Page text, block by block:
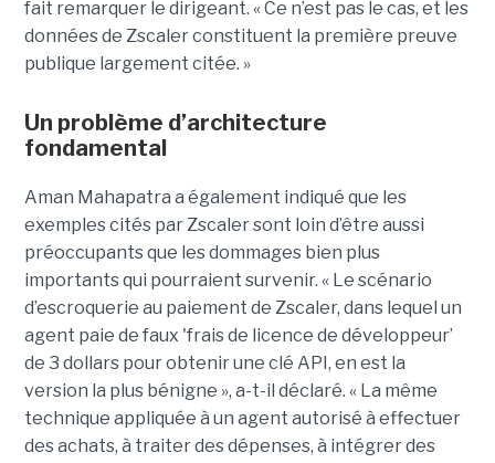
fait remarquer le dirigeant. « Ce n’est pas le cas, et les
données de Zscaler constituent la première preuve
publique largement citée. »
Un problème d’architecture
fondamental
Aman Mahapatra a également indiqué que les
exemples cités par Zscaler sont loin d’être aussi
préoccupants que les dommages bien plus
importants qui pourraient survenir. « Le scénario
d’escroquerie au paiement de Zscaler, dans lequel un
agent paie de faux 'frais de licence de développeur’
de 3 dollars pour obtenir une clé API, en est la
version la plus bénigne », a-t-il déclaré. « La même
technique appliquée à un agent autorisé à effectuer
des achats, à traiter des dépenses, à intégrer des